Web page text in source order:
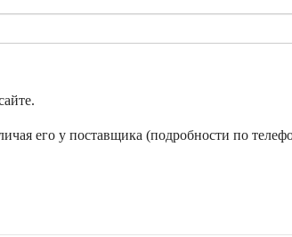
его у поставщика (подробности по